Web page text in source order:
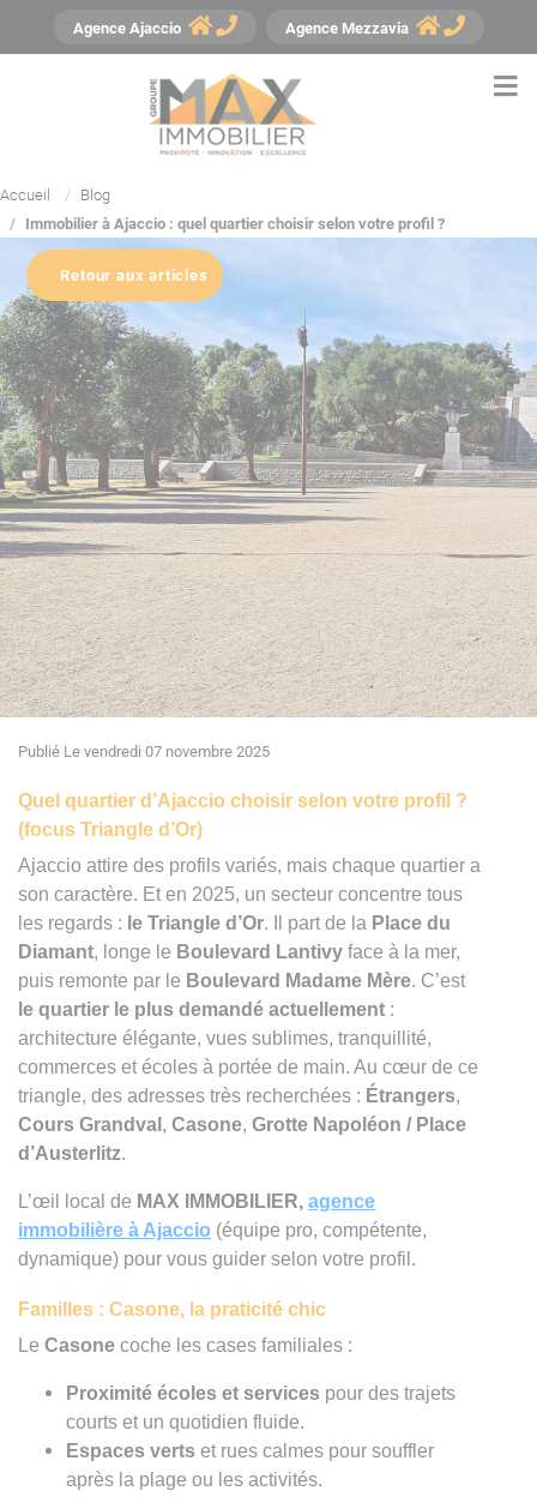
Agence Ajaccio Agence Mezzavia
Accueil
Blog
Immobilier à Ajaccio : quel quartier choisir selon votre profil ?
Retour aux articles
Publié Le vendredi 07 novembre 2025
Quel quartier d’Ajaccio choisir selon votre profil ?
(focus Triangle d’Or)
Ajaccio attire des profils variés, mais chaque quartier a
son caractère. Et en 2025, un secteur concentre tous
les regards : le Triangle d’Or. Il part de la Place du
Diamant, longe le Boulevard Lantivy face à la mer,
puis remonte par le Boulevard Madame Mère. C’est
le quartier le plus demandé actuellement :
architecture élégante, vues sublimes, tranquillité,
commerces et écoles à portée de main. Au cœur de ce
triangle, des adresses très recherchées : Étrangers,
Cours Grandval , Casone, Grotte Napoléon / Place
d’Austerlitz.
L’œil local de MAX IMMOBILIER, agence
immobilière à Ajaccio (équipe pro, compétente,
dynamique) pour vous guider selon votre profil.
Familles : Casone, la praticité chic
Le Casone coche les cases familiales :
Proximité écoles et services pour des trajets
courts et un quotidien fluide.
Espaces verts et rues calmes pour souffler
après la plage ou les activités.
Panneau de gestion des cookies